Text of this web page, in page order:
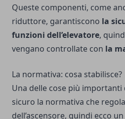
Queste componenti, come
riduttore, garantiscono la
funzioni dell’elevatore,
vengano controllate con la
La normativa: cosa stabilisce?
Una delle cose più importanti
sicuro la normativa che
dell’ascensore, quindi ecco